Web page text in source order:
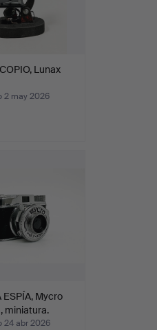
Lunax
2 may 2026
ESPÍA, Mycro
miniatura.
24 abr 2026